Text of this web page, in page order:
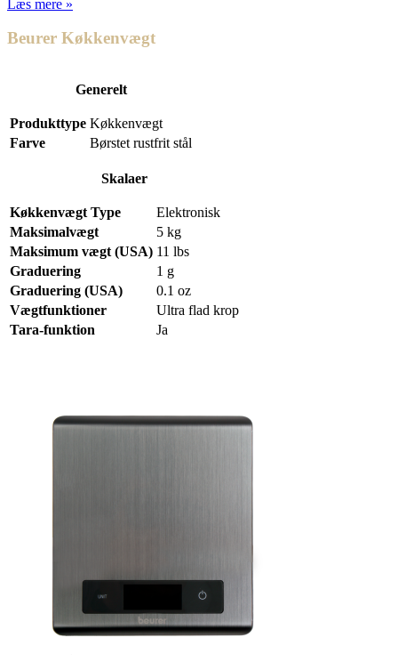
Læs mere »
Beurer Køkkenvægt
Generelt
Produkttype Køkkenvægt
Farve
Børstet rustfrit stål
Skalaer
Køkkenvægt Type
Elektronisk
Maksimalvægt
5 kg
Maksimum vægt (USA) 11 lbs
Graduering
1 g
Graduering (USA)
0.1 oz
Vægtfunktioner
Ultra flad krop
Tara-funktion
Ja